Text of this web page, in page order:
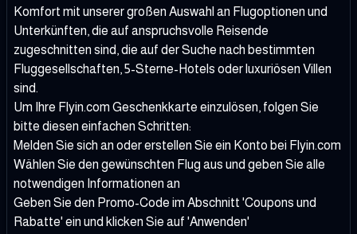
Komfort mit unserer großen Auswahl an Flugoptionen und
Unterkünften, die auf anspruchsvolle Reisende
zugeschnitten sind, die auf der Suche nach bestimmten
Fluggesellschaften, 5-Sterne-Hotels oder luxuriösen Villen
sind.
Um Ihre Flyin.com Geschenkkarte einzulösen, folgen Sie
bitte diesen einfachen Schritten:
Melden Sie sich an oder erstellen Sie ein Konto bei Flyin.com
Wählen Sie den gewünschten Flug aus und geben Sie alle
notwendigen Informationen an
Geben Sie den Promo-Code im Abschnitt 'Coupons und
Rabatte' ein und klicken Sie auf 'Anwenden'